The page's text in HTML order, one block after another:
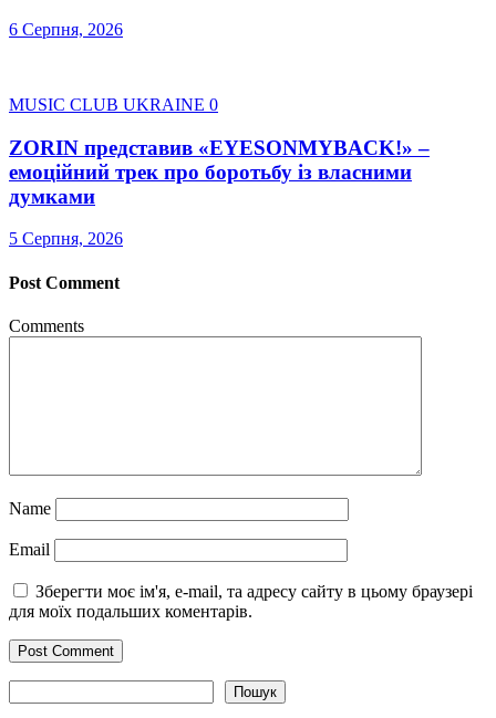
6 Серпня, 2026
MUSIC CLUB UKRAINE 0
ZORIN представив «EYESONMYBACK!» –
емоційний трек про боротьбу із власними
думками
5 Серпня, 2026
Post Comment
Comments
Name
Email
Зберегти моє ім'я, e-mail, та адресу сайту в цьому браузері
для моїх подальших коментарів.
Пошук